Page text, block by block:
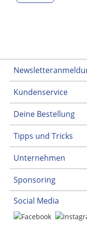
Kundenservice
Deine Bestellung
Tipps und Tricks
Unternehmen
Sponsoring
Social Media